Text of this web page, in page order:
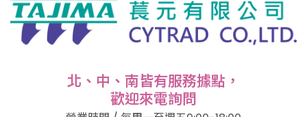
北、中、南皆有服務據點，
歡迎來電詢問